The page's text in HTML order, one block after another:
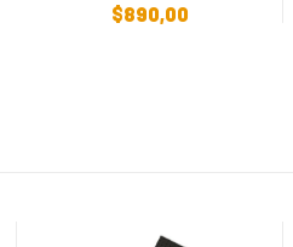
$890,00